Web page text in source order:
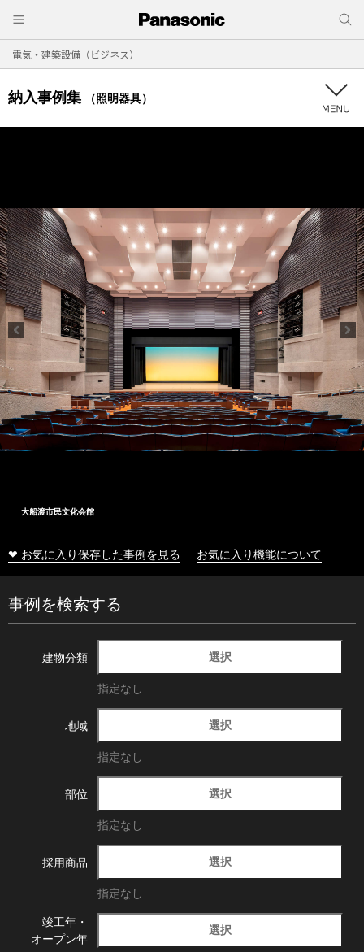
電気・建築設備（ビジネス）
納入事例集 （照明器具）
大船渡市民文化会館
❤ お気に入り保存した事例を見る お気に入り機能について
事例を検索する
建物分類 選択
指定なし
地域 選択
指定なし
部位 選択
指定なし
採用商品 選択
指定なし
竣工年・
オープン年
選択